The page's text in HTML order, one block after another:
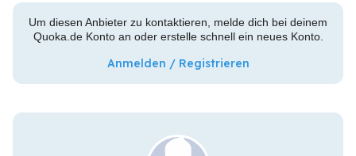
Um diesen Anbieter zu kontaktieren, melde dich bei deinem
Quoka.de Konto an oder erstelle schnell ein neues Konto.
Anmelden / Registrieren